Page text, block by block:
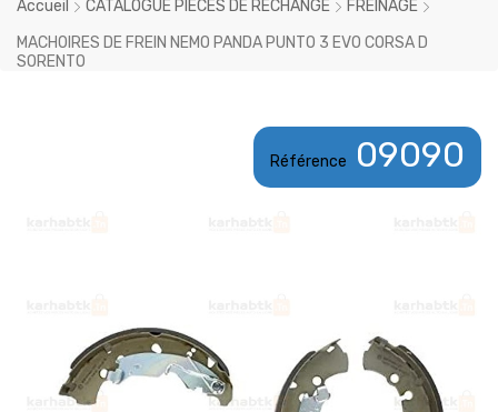
Accueil CATALOGUE PIÈCES DE RECHANGE
FREINAGE
MACHOIRES DE FREIN NEMO PANDA PUNTO 3 EVO CORSA D
SORENTO
Référence 09090